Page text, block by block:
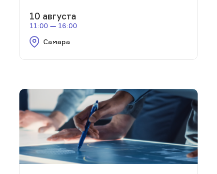
10 августа
11:00 — 16:00
Самара